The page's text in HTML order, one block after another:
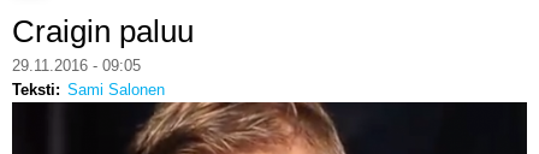
Käyttäjätunnus
ENDURO
Craigin paluu
29.11.2016 - 09:05
Teksti
Sami Salonen